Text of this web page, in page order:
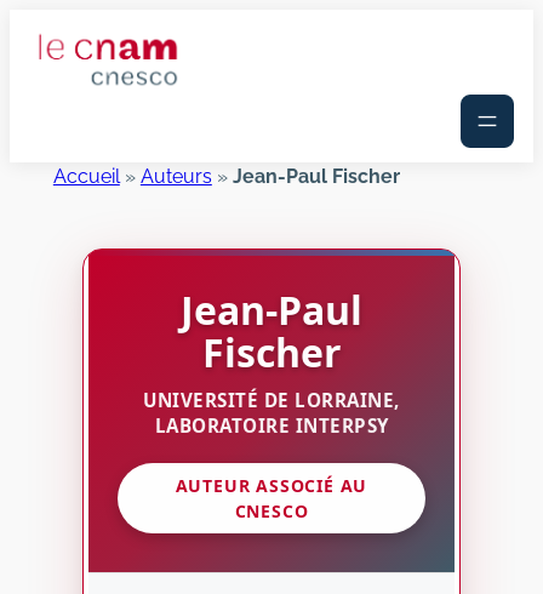
Accueil» Auteurs» Jean-Paul Fischer
Jean-Paul
Fischer
UNIVERSITÉ DE LORRAINE,
LABORATOIRE INTERPSY
AUTEUR ASSOCIÉ AU
CNESCO